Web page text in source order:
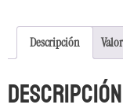
Descripción
Descripción